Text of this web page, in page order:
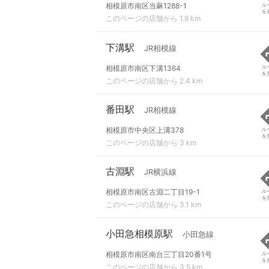
相模原市南区当麻1288-1
このページの店舗から 1.9 km
ル
を
下溝駅 JR相模線
相模原市南区下溝1364
このページの店舗から 2.4 km
ル
を
番田駅 JR相模線
相模原市中央区上溝378
このページの店舗から 3 km
ル
を
古淵駅 JR横浜線
相模原市南区古淵二丁目19-1
このページの店舗から 3.1 km
ル
を
小田急相模原駅 小田急線
相模原市南区南台三丁目20番1号
このページの店舗から 3.5 km
ル
を